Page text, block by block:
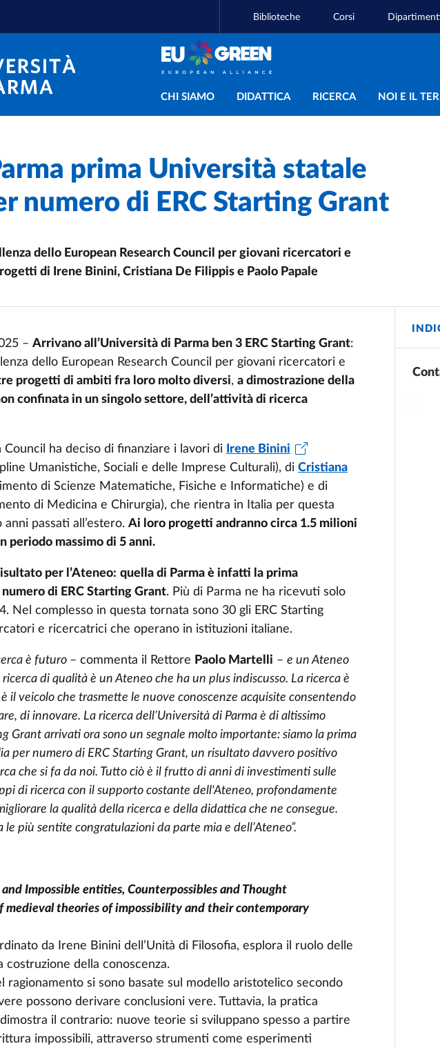
Biblioteche Corsi
Navigazione principale
CHI SIAMO DIDATTICA RICERCA NOI E IL
prima Università statale
numero di ERC Starting Grant
dello European Research Council per giovani ricercatori e
di Irene Binini, Cristiana De Filippis e Paolo Papale
– Arrivano all’Università di Parma ben 3 ERC Starting Grant:
dello European Research Council per giovani ricercatori e
progetti di ambiti fra loro molto diversi, a dimostrazione della
confinata in un singolo settore, dell’attività di ricerca
Council ha deciso di finanziare i lavori di
Irene Binini
Umanistiche, Sociali e delle Imprese Culturali), di Cristiana
di Scienze Matematiche, Fisiche e Informatiche) e di
di Medicina e Chirurgia), che rientra in Italia per questa
passati all’estero. Ai loro progetti andranno circa 1.5 milioni
periodo massimo di 5 anni.
per l’Ateneo: quella di Parma è infatti la prima
di ERC Starting Grant. Più di Parma ne ha ricevuti solo
Nel complesso in questa tornata sono 30 gli ERC Starting
e ricercatrici che operano in istituzioni italiane.
è futuro – commenta il Rettore Paolo Martelli – e un Ateneo
di qualità è un Ateneo che ha un plus indiscusso. La ricerca è
il veicolo che trasmette le nuove conoscenze acquisite consentendo
di innovare. La ricerca dell’Università di Parma è di altissimo
Grant arrivati ora sono un segnale molto importante: siamo la prima
per numero di ERC Starting Grant, un risultato davvero positivo
che si fa da noi. Tutto ciò è il frutto di anni di investimenti sulle
di ricerca con il supporto costante dell'Ateneo, profondamente
la qualità della ricerca e della didattica che ne consegue.
le più sentite congratulazioni da parte mia e dell’Ateneo”.
Impossible entities, Counterpossibles and Thought
medieval theories of impossibility and their contemporary
da Irene Binini dell’Unità di Filosofia, esplora il ruolo delle
costruzione della conoscenza.
ragionamento si sono basate sul modello aristotelico secondo
possono derivare conclusioni vere. Tuttavia, la pratica
il contrario: nuove teorie si sviluppano spesso a partire
impossibili, attraverso strumenti come esperimenti